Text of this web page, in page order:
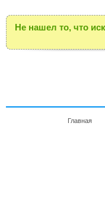
Не нашел то, что
Главная